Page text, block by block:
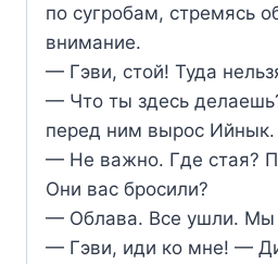
по сугробам, стремясь
внимание.
— Гэви, стой! Туда
— Что ты здесь
перед ним вырос Ийнык.
— Не важно. Где стая?
Они вас бросили?
— Облава. Все ушли. Мы
— Гэви, иди ко мне! —